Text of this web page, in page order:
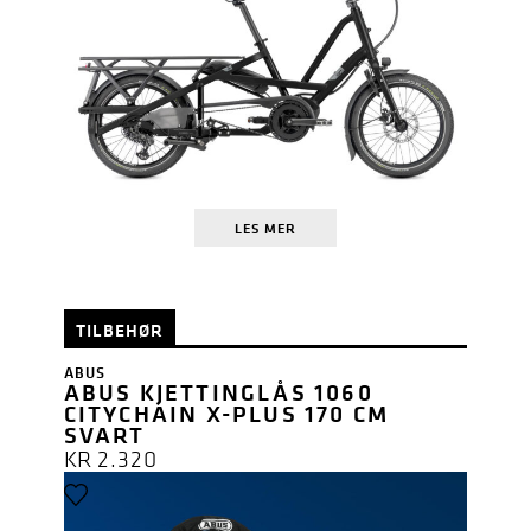
LES MER
TILBEHØR
ABUS
ABUS KJETTINGLÅS 1060
CITYCHAIN X-PLUS 170 CM
SVART
KR2.320